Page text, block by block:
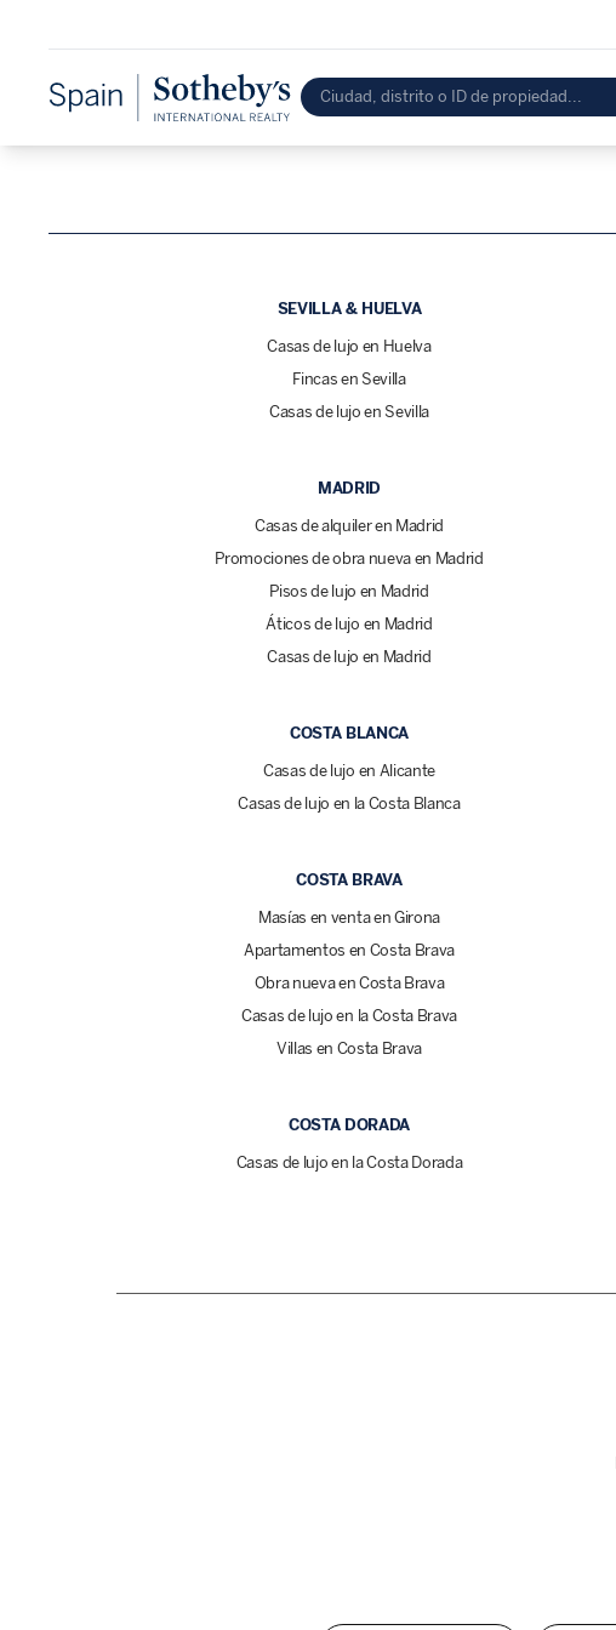
SEVILLA & HUELVA
Casas de lujo en Huelva
Fincas en Sevilla
Casas de lujo en Sevilla
MADRID
Casas de alquiler en Madrid
Promociones de obra nueva en Madrid
Pisos de lujo en Madrid
Áticos de lujo en Madrid
Casas de lujo en Madrid
COSTA BLANCA
Casas de lujo en Alicante
Casas de lujo en la Costa Blanca
COSTA BRAVA
Masías en venta en Girona
Apartamentos en Costa Brava
Obra nueva en Costa Brava
Casas de lujo en la Costa Brava
Villas en Costa Brava
COSTA DORADA
Casas de lujo en la Costa Dorada